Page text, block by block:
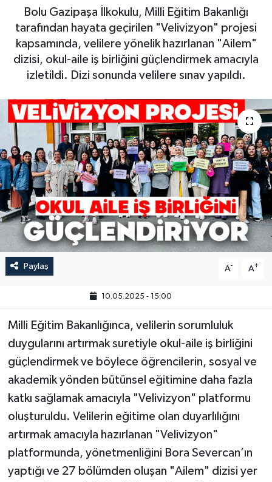
Bolu Gazipaşa İlkokulu, Milli Eğitim Bakanlığı
tarafından hayata geçirilen "Velivizyon" projesi
kapsamında, velilere yönelik hazırlanan "Ailem"
dizisi, okul-aile iş birliğini güçlendirmek amacıyla
izletildi. Dizi sonunda velilere sınav yapıldı.
Paylaş A- A+
10.05.2025 - 15:00
Milli Eğitim Bakanlığınca, velilerin sorumluluk
duygularını artırmak suretiyle okul-aile iş birliğini
güçlendirmek ve böylece öğrencilerin, sosyal ve
akademik yönden bütünsel eğitimine daha fazla
katkı sağlamak amacıyla "Velivizyon" platformu
oluşturuldu. Velilerin eğitime olan duyarlılığını
artırmak amacıyla hazırlanan "Velivizyon"
platformunda, yönetmenliğini Bora Severcan’ın
yaptığı ve 27 bölümden oluşan "Ailem" dizisi yer